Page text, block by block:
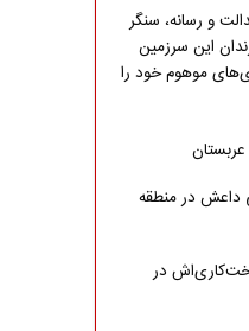
و رسانه، سنگر
این سرزمین
موهوم خود را
عربستان
داعش در منطقه
در